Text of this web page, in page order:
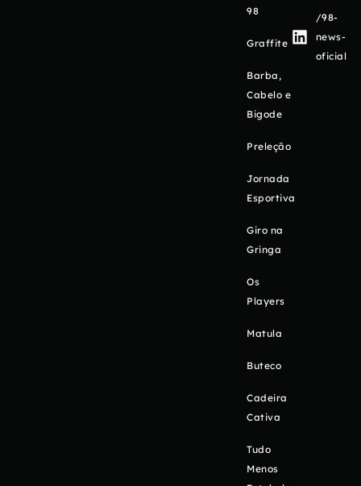
98
Graffite
Barba,
Cabelo e
Bigode
Preleção
Jornada
Esportiva
Giro na
Gringa
Os
Players
Matula
Buteco
Cadeira
Cativa
Tudo
Menos
/98-
news-
oficial